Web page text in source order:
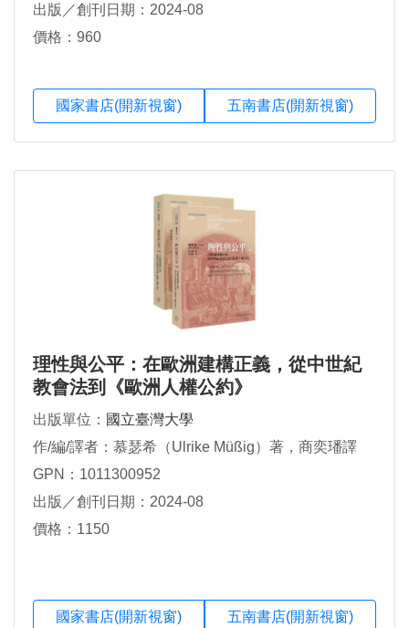
出版／創刊日期：2024-08
價格：960
國家書店(開新視窗) 五南書店(開新視窗)
理性與公平：在歐洲建構正義，從中世紀
教會法到《歐洲人權公約》
出版單位： 國立臺灣大學
作/編/譯者：慕瑟希（Ulrike Müßig）著，商奕璠譯
GPN：1011300952
出版／創刊日期：2024-08
價格：1150
國家書店(開新視窗) 五南書店(開新視窗)